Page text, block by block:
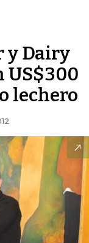
y Dairy
lechero